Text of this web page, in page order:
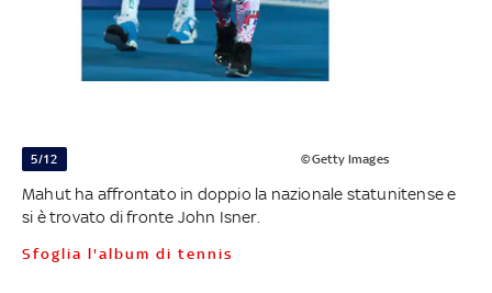
5/12 ©Getty Images
Mahut ha affrontato in doppio la nazionale statunitense e
si è trovato di fronte John Isner.
Sfoglia l'album di tennis